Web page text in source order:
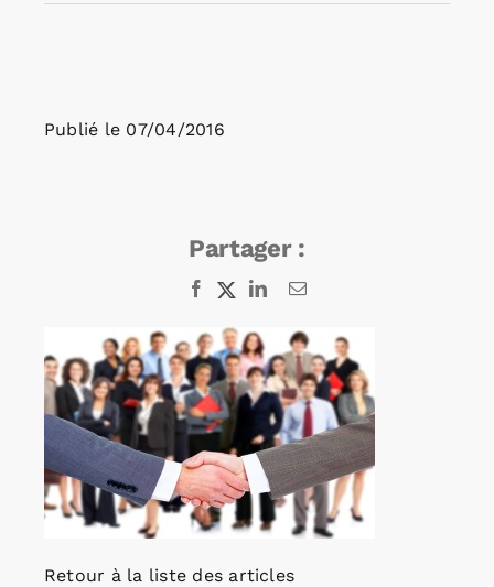
Publié le 07/04/2016
Partager :
Facebook
X LinkedInEmail
Retour à la liste des articles